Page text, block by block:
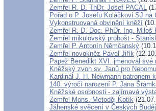
Zemřel R. D. ThDr. Josef PACAL
Pořad o P. Josefu Koláčkovi SJ na
Vykonstruovaná obvinění kněží
Zemřel R. D. Doc. PhDr. Ing. Miloš
Zemřel mikulovský probošt -
Zemřel P. Antonín Němčanský
Zemřel novokněz Pavel Jiřík
Papež Benedikt XVI. jmenoval
Kněžský zvon sv. Janů pro
Kardinál J. H. Newmann patronem
140. výročí narození P. Jana
Kněžské osobnosti - zajímavá
Zemřel Mons. Metoděj Kotík
Jáhenské svěcení v Českých